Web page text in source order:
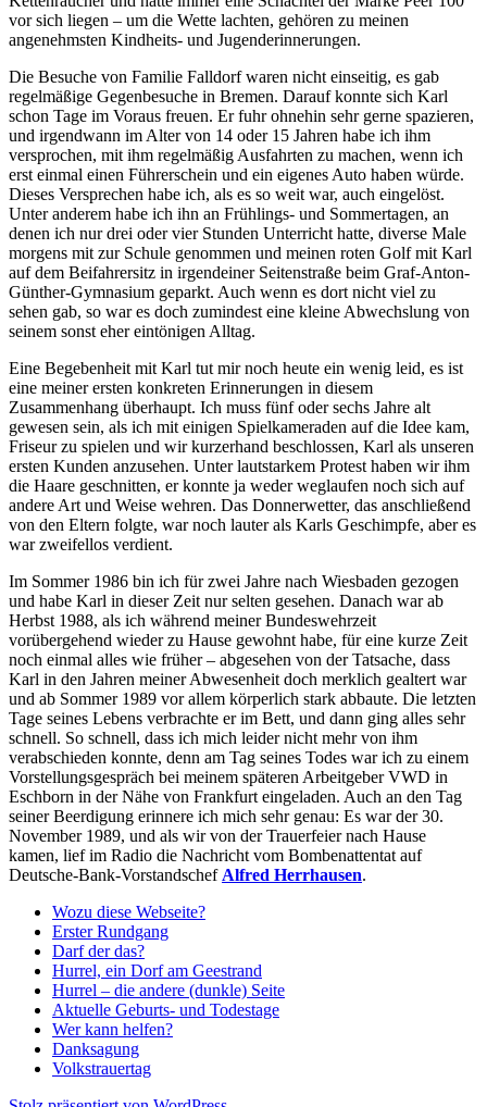
vor sich liegen – um die Wette lachten, gehören zu meinen
angenehmsten Kindheits- und Jugenderinnerungen.
Die Besuche von Familie Falldorf waren nicht einseitig, es gab
regelmäßige Gegenbesuche in Bremen. Darauf konnte sich Karl
schon Tage im Voraus freuen. Er fuhr ohnehin sehr gerne spazieren,
und irgendwann im Alter von 14 oder 15 Jahren habe ich ihm
versprochen, mit ihm regelmäßig Ausfahrten zu machen, wenn ich
erst einmal einen Führerschein und ein eigenes Auto haben würde.
Dieses Versprechen habe ich, als es so weit war, auch eingelöst.
Unter anderem habe ich ihn an Frühlings- und Sommertagen, an
denen ich nur drei oder vier Stunden Unterricht hatte, diverse Male
morgens mit zur Schule genommen und meinen roten Golf mit Karl
auf dem Beifahrersitz in irgendeiner Seitenstraße beim Graf-Anton-
Günther-Gymnasium geparkt. Auch wenn es dort nicht viel zu
sehen gab, so war es doch zumindest eine kleine Abwechslung von
seinem sonst eher eintönigen Alltag.
Eine Begebenheit mit Karl tut mir noch heute ein wenig leid, es ist
eine meiner ersten konkreten Erinnerungen in diesem
Zusammenhang überhaupt. Ich muss fünf oder sechs Jahre alt
gewesen sein, als ich mit einigen Spielkameraden auf die Idee kam,
Friseur zu spielen und wir kurzerhand beschlossen, Karl als unseren
ersten Kunden anzusehen. Unter lautstarkem Protest haben wir ihm
die Haare geschnitten, er konnte ja weder weglaufen noch sich auf
andere Art und Weise wehren. Das Donnerwetter, das anschließend
von den Eltern folgte, war noch lauter als Karls Geschimpfe, aber es
war zweifellos verdient.
Im Sommer 1986 bin ich für zwei Jahre nach Wiesbaden gezogen
und habe Karl in dieser Zeit nur selten gesehen. Danach war ab
Herbst 1988, als ich während meiner Bundeswehrzeit
vorübergehend wieder zu Hause gewohnt habe, für eine kurze Zeit
noch einmal alles wie früher – abgesehen von der Tatsache, dass
Karl in den Jahren meiner Abwesenheit doch merklich gealtert war
und ab Sommer 1989 vor allem körperlich stark abbaute. Die letzten
Tage seines Lebens verbrachte er im Bett, und dann ging alles sehr
schnell. So schnell, dass ich mich leider nicht mehr von ihm
verabschieden konnte, denn am Tag seines Todes war ich zu einem
Vorstellungsgespräch bei meinem späteren Arbeitgeber VWD in
Eschborn in der Nähe von Frankfurt eingeladen. Auch an den Tag
seiner Beerdigung erinnere ich mich sehr genau: Es war der 30.
November 1989, und als wir von der Trauerfeier nach Hause
kamen, lief im Radio die Nachricht vom Bombenattentat auf
Deutsche-Bank-Vorstandschef Alfred Herrhausen.
Wozu diese Webseite?
Erster Rundgang
Darf der das?
Hurrel, ein Dorf am Geestrand
Hurrel – die andere (dunkle) Seite
Aktuelle Geburts- und Todestage
Wer kann helfen?
Danksagung
Volkstrauertag